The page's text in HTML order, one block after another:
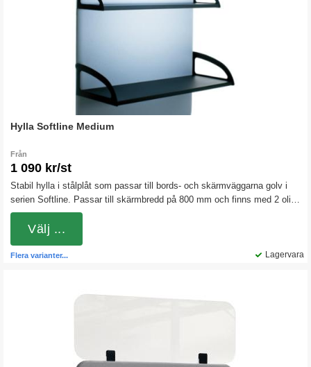
Hylla Softline Medium
Från
1 090 kr/st
Stabil hylla i stålplåt som passar till bords- och skärmväggarna golv i
serien Softline. Passar till skärmbredd på 800 mm och finns med 2 olika
djup. Kopplingsbeslag med artikelnummer 121421 ska användas vid
montering av hyllor.
Lagervara
Flera varianter...
Välj ...